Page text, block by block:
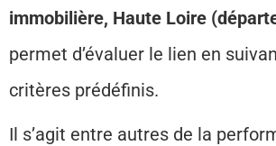
immobilière, Haute Loire
permet d’évaluer le lien en
critères prédéfinis.
Il s’agit entre autres de la